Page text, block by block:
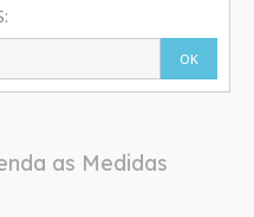
OK
as Medidas